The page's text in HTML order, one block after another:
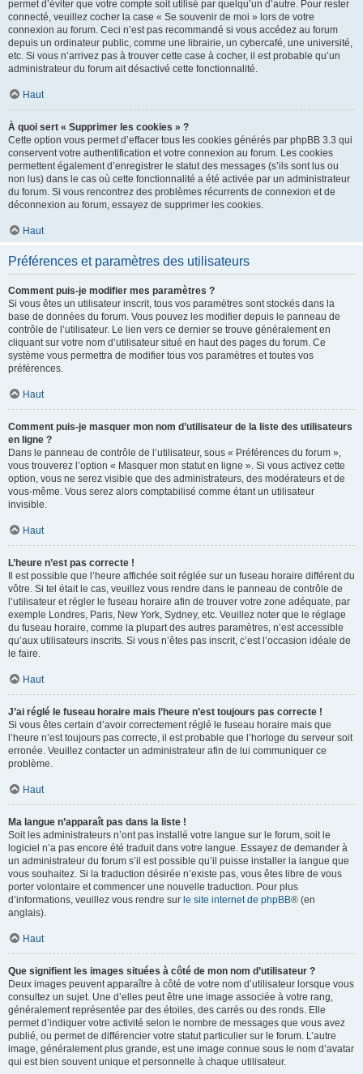
permet d’éviter que votre compte soit utilisé par quelqu’un d’autre. Pour rester
connecté, veuillez cocher la case « Se souvenir de moi » lors de votre
connexion au forum. Ceci n’est pas recommandé si vous accédez au forum
depuis un ordinateur public, comme une librairie, un cybercafé, une université,
etc. Si vous n’arrivez pas à trouver cette case à cocher, il est probable qu’un
administrateur du forum ait désactivé cette fonctionnalité.
Haut
À quoi sert « Supprimer les cookies » ?
Cette option vous permet d’effacer tous les cookies générés par phpBB 3.3 qui
conservent votre authentification et votre connexion au forum. Les cookies
permettent également d’enregistrer le statut des messages (s’ils sont lus ou
non lus) dans le cas où cette fonctionnalité a été activée par un administrateur
du forum. Si vous rencontrez des problèmes récurrents de connexion et de
déconnexion au forum, essayez de supprimer les cookies.
Haut
Préférences et paramètres des utilisateurs
Comment puis-je modifier mes paramètres ?
Si vous êtes un utilisateur inscrit, tous vos paramètres sont stockés dans la
base de données du forum. Vous pouvez les modifier depuis le panneau de
contrôle de l’utilisateur. Le lien vers ce dernier se trouve généralement en
cliquant sur votre nom d’utilisateur situé en haut des pages du forum. Ce
système vous permettra de modifier tous vos paramètres et toutes vos
préférences.
Haut
Comment puis-je masquer mon nom d’utilisateur de la liste des utilisateurs
en ligne ?
Dans le panneau de contrôle de l’utilisateur, sous « Préférences du forum »,
vous trouverez l’option « Masquer mon statut en ligne ». Si vous activez cette
option, vous ne serez visible que des administrateurs, des modérateurs et de
vous-même. Vous serez alors comptabilisé comme étant un utilisateur
invisible.
Haut
L’heure n’est pas correcte !
Il est possible que l’heure affichée soit réglée sur un fuseau horaire différent du
vôtre. Si tel était le cas, veuillez vous rendre dans le panneau de contrôle de
l’utilisateur et régler le fuseau horaire afin de trouver votre zone adéquate, par
exemple Londres, Paris, New York, Sydney, etc. Veuillez noter que le réglage
du fuseau horaire, comme la plupart des autres paramètres, n’est accessible
qu’aux utilisateurs inscrits. Si vous n’êtes pas inscrit, c’est l’occasion idéale de
le faire.
Haut
J’ai réglé le fuseau horaire mais l’heure n’est toujours pas correcte !
Si vous êtes certain d’avoir correctement réglé le fuseau horaire mais que
l’heure n’est toujours pas correcte, il est probable que l’horloge du serveur soit
erronée. Veuillez contacter un administrateur afin de lui communiquer ce
problème.
Haut
Ma langue n’apparaît pas dans la liste !
Soit les administrateurs n’ont pas installé votre langue sur le forum, soit le
logiciel n’a pas encore été traduit dans votre langue. Essayez de demander à
un administrateur du forum s’il est possible qu’il puisse installer la langue que
vous souhaitez. Si la traduction désirée n’existe pas, vous êtes libre de vous
porter volontaire et commencer une nouvelle traduction. Pour plus
d’informations, veuillez vous rendre sur le site internet de phpBB® (en
anglais).
Haut
Que signifient les images situées à côté de mon nom d’utilisateur ?
Deux images peuvent apparaître à côté de votre nom d’utilisateur lorsque vous
consultez un sujet. Une d’elles peut être une image associée à votre rang,
généralement représentée par des étoiles, des carrés ou des ronds. Elle
permet d’indiquer votre activité selon le nombre de messages que vous avez
publié, ou permet de différencier votre statut particulier sur le forum. L’autre
image, généralement plus grande, est une image connue sous le nom d’avatar
qui est bien souvent unique et personnelle à chaque utilisateur.